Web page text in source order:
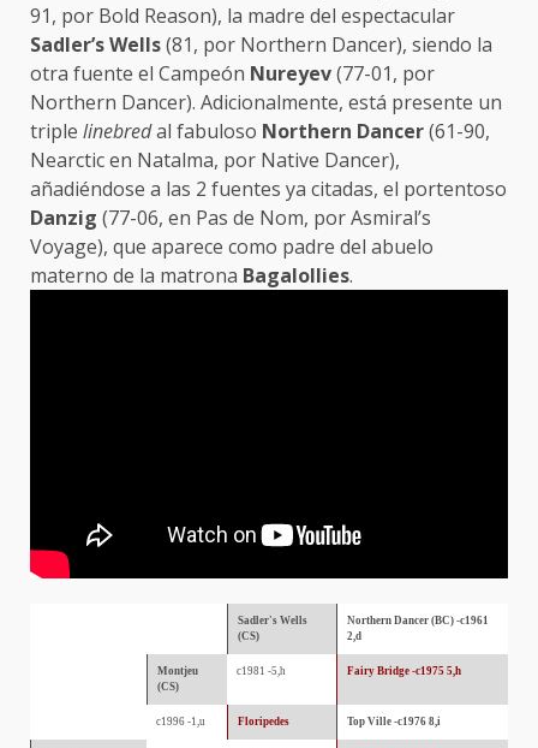
91, por Bold Reason), la madre del espectacular
Sadler’s Wells(81, por Northern Dancer), siendo la
otra fuente el Campeón Nureyev(77-01, por
Northern Dancer). Adicionalmente, está presente un
triple linebredal fabuloso Northern Dancer(61-90,
Nearctic en Natalma, por Native Dancer),
añadiéndose a las 2 fuentes ya citadas, el portentoso
Danzig (77-06, en Pas de Nom, por Asmiral’s
Voyage), que aparece como padre del abuelo
materno de la matrona Bagalollies.
Sadler's Wells
(CS)
Northern Dancer (BC) -c1961
2,d
Montjeu
(CS)
c1981 -5,h Fairy Bridge -c1975 5,h
c1996 -1,u Floripedes Top Ville -c1976 8,i